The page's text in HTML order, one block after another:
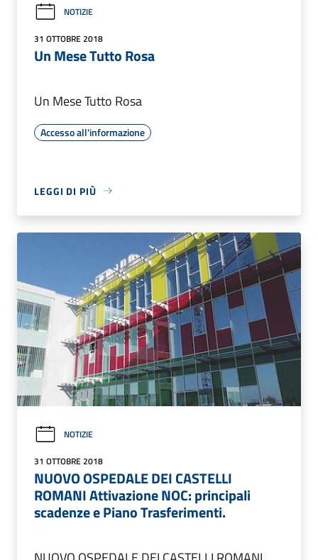
NOTIZIE
31 OTTOBRE 2018
Un Mese Tutto Rosa
Un Mese Tutto Rosa
Accesso all'informazione
LEGGI DI PIÙ
NOTIZIE
31 OTTOBRE 2018
NUOVO OSPEDALE DEI CASTELLI
ROMANI Attivazione NOC: principali
scadenze e Piano Trasferimenti.